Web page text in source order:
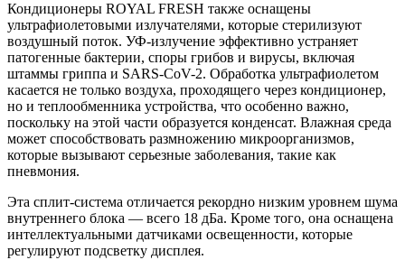
Кондиционеры ROYAL FRESH также оснащены
ультрафиолетовыми излучателями, которые стерилизуют
воздушный поток. УФ-излучение эффективно устраняет
патогенные бактерии, споры грибов и вирусы, включая
штаммы гриппа и SARS-CoV-2. Обработка ультрафиолетом
касается не только воздуха, проходящего через кондиционер,
но и теплообменника устройства, что особенно важно,
поскольку на этой части образуется конденсат. Влажная среда
может способствовать размножению микроорганизмов,
которые вызывают серьезные заболевания, такие как
пневмония.
Эта сплит-система отличается рекордно низким уровнем шума
внутреннего блока — всего 18 дБа. Кроме того, она оснащена
интеллектуальными датчиками освещенности, которые
регулируют подсветку дисплея.